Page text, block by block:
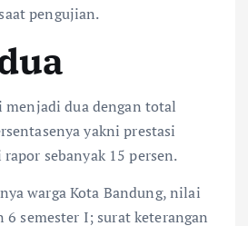
pengujian.
menjadi dua dengan total
yakni prestasi
sebanyak 15 persen.
warga Kota Bandung, nilai
6 semester I; surat keterangan